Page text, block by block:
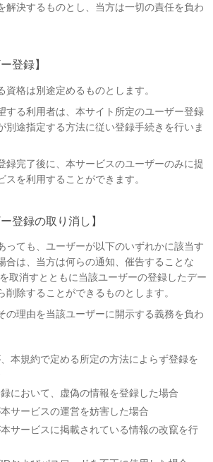
解決するものとし、当方は一切の責任を負わ
登録】
資格は別途定めるものとします。
する利用者は、本サイト所定のユーザー登録
別途指定する方法に従い登録手続きを行いま
録完了後に、本サービスのユーザーのみに提
スを利用することができます。
登録の取り消し】
っても、ユーザーが以下のいずれかに該当す
合は、当方は何らの通知、催告することな
取消すとともに当該ユーザーの登録したデー
削除することができるものとします。
の理由を当該ユーザーに開示する義務を負わ
本規約で定める所定の方法によらず登録を
において、虚偽の情報を登録した場合
サービスの運営を妨害した場合
サービスに掲載されている情報の改竄を行